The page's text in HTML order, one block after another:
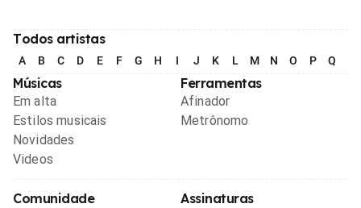
Todos artistas
A B C D E F G H I J K L M N O P Q
Músicas
Em alta
Estilos musicais
Novidades
Videos
Ferramentas
Afinador
Metrônomo
Comunidade Assinaturas